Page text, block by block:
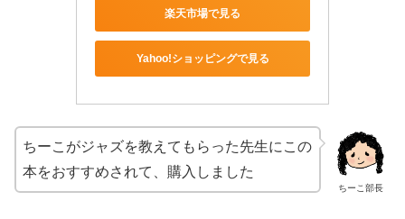
楽天市場で見る
Yahoo!ショッピングで見る
ちーこ部長
ちーこがジャズを教えてもらった先生にこの
本をおすすめされて、購入しました